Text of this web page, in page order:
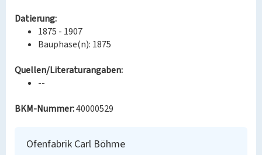
Datierung:
1875 - 1907
Bauphase(n): 1875
Quellen/Literaturangaben:
--
BKM-Nummer:40000529
Ofenfabrik Carl Böhme